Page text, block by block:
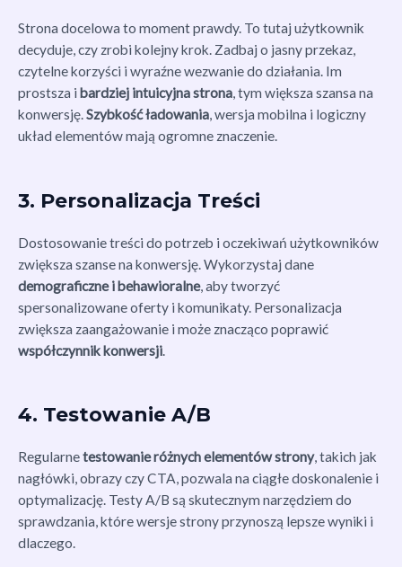
Strona docelowa to moment prawdy. To tutaj użytkownik
decyduje, czy zrobi kolejny krok. Zadbaj o jasny przekaz,
czytelne korzyści i wyraźne wezwanie do działania. Im
prostsza i bardziej intuicyjna strona, tym większa szansa na
konwersję.Szybkość ładowania, wersja mobilna i logiczny
układ elementów mają ogromne znaczenie.
3. Personalizacja Treści
Dostosowanie treści do potrzeb i oczekiwań użytkowników
zwiększa szanse na konwersję. Wykorzystaj dane
demograficzne i behawioralne, aby tworzyć
spersonalizowane oferty i komunikaty. Personalizacja
zwiększa zaangażowanie i może znacząco poprawić
współczynnik konwersji
4. Testowanie A/B
Regularnetestowanie różnych elementów strony, takich jak
nagłówki, obrazy czy CTA, pozwala na ciągłe doskonalenie i
optymalizację. Testy A/B są skutecznym narzędziem do
sprawdzania, które wersje strony przynoszą lepsze wyniki i
dlaczego.